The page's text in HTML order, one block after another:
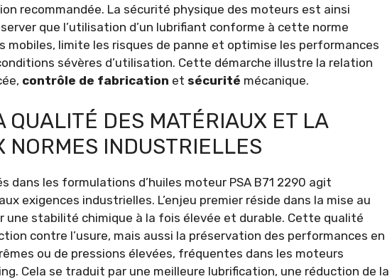
recommandée. La sécurité physique des moteurs est ainsi
que l’utilisation d’un lubrifiant conforme à cette norme
mobiles, limite les risques de panne et optimise les performances
sévères d’utilisation. Cette démarche illustre la relation
contrôle de fabrication et sécurité mécanique.
QUALITÉ DES MATÉRIAUX ET LA
NORMES INDUSTRIELLES
dans les formulations d’huiles moteur PSA B71 2290 agit
exigences industrielles. L’enjeu premier réside dans la mise au
une stabilité chimique à la fois élevée et durable. Cette qualité
contre l’usure, mais aussi la préservation des performances en
ou de pressions élevées, fréquentes dans les moteurs
Cela se traduit par une meilleure lubrification, une réduction de la